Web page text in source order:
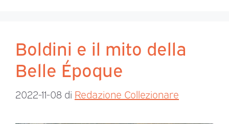
Boldini e il mito della
Belle Époque
2022-11-08 di Redazione Collezionare